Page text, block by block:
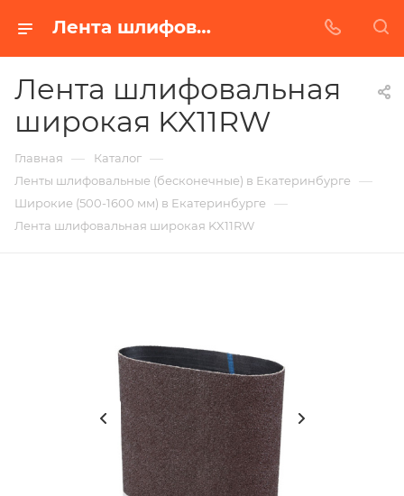
Лента шлифовальная широкая KX11RW в Екатеринбурге | Купить по недорогой цене от Абразивного Завода
Лента шлифовальная
широкая KX11RW
Главная — Каталог —
Ленты шлифовальные (бесконечные) в Екатеринбурге —
Широкие (500-1600 мм) в Екатеринбурге —
Лента шлифовальная широкая KX11RW